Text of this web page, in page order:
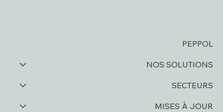
PEPPOL
NOS SOLUTIONS
SECTEURS
MISES À JOUR